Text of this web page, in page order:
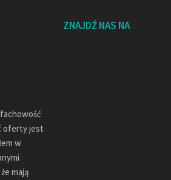
oferty jest
w
mają
ZNAJDŹ NAS NA